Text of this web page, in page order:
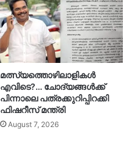
മത്സ്യത്തൊഴിലാളികൾ
എവിടെ?… ചോദ്യങ്ങൾക്ക്
പിന്നാലെ പത്രക്കുറിപ്പിറക്കി
ഫിഷറീസ് മന്ത്രി
August 7, 2026